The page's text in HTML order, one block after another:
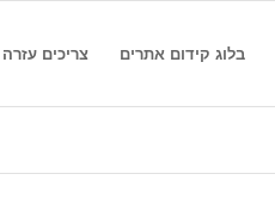
בלוג קידום אתרים צריכים